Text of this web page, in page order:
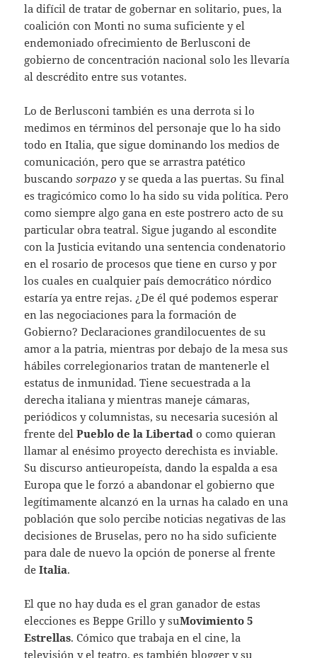
la difícil de tratar de gobernar en solitario, pues, la
coalición con Monti no suma suficiente y el
endemoniado ofrecimiento de Berlusconi de
gobierno de concentración nacional solo les llevaría
al descrédito entre sus votantes.
Lo de Berlusconi también es una derrota si lo
medimos en términos del personaje que lo ha sido
todo en Italia, que sigue dominando los medios de
comunicación, pero que se arrastra patético
buscandosorpazo y se queda a las puertas. Su final
es tragicómico como lo ha sido su vida política. Pero
como siempre algo gana en este postrero acto de su
particular obra teatral. Sigue jugando al escondite
con la Justicia evitando una sentencia condenatorio
en el rosario de procesos que tiene en curso y por
los cuales en cualquier país democrático nórdico
estaría ya entre rejas. ¿De él qué podemos esperar
en las negociaciones para la formación de
Gobierno? Declaraciones grandilocuentes de su
amor a la patria, mientras por debajo de la mesa sus
hábiles correlegionarios tratan de mantenerle el
estatus de inmunidad. Tiene secuestrada a la
derecha italiana y mientras maneje cámaras,
periódicos y columnistas, su necesaria sucesión al
frente del Pueblo de la Libertado como quieran
llamar al enésimo proyecto derechista es inviable.
Su discurso antieuropeísta, dando la espalda a esa
Europa que le forzó a abandonar el gobierno que
legítimamente alcanzó en la urnas ha calado en una
población que solo percibe noticias negativas de las
decisiones de Bruselas, pero no ha sido suficiente
para dale de nuevo la opción de ponerse al frente
de Italia.
El que no hay duda es el gran ganador de estas
elecciones es Beppe Grillo y suMovimiento 5
Estrellas. Cómico que trabaja en el cine, la
televisión y el teatro, es también blogger y su